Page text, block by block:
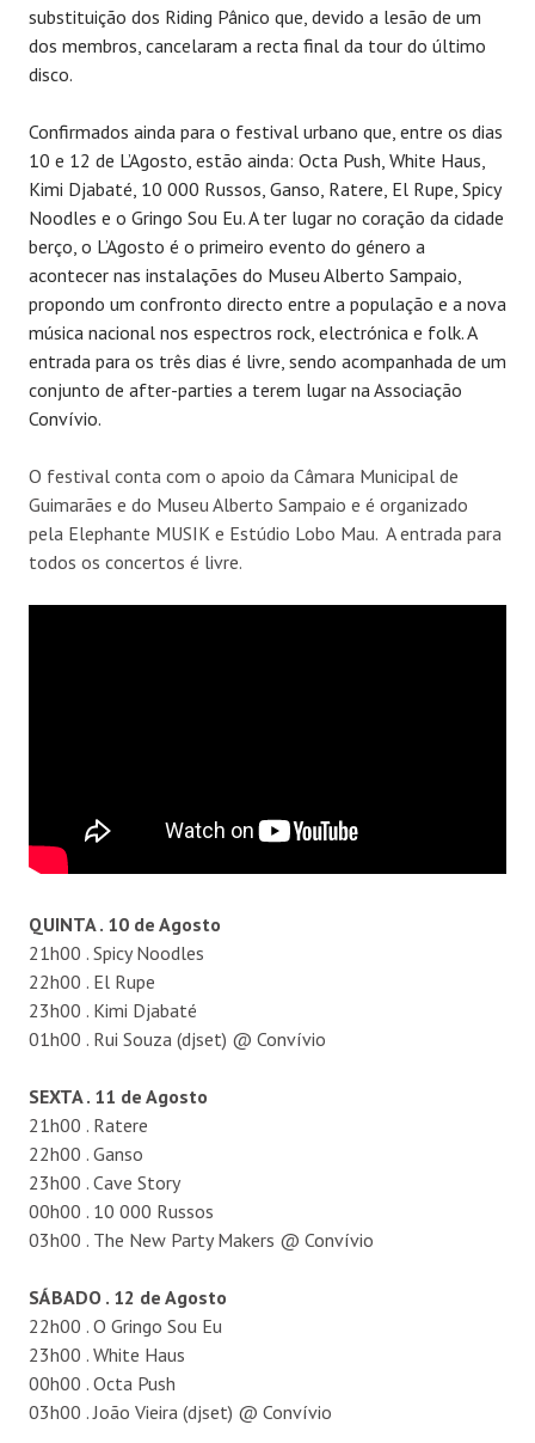
substituição dos Riding Pânico que, devido a lesão de um
dos membros, cancelaram a recta final da tour do último
disco.
Confirmados ainda para o festival urbano que, entre os dias
10 e 12 de L’Agosto, estão ainda: Octa Push, White Haus,
Kimi Djabaté, 10 000 Russos, Ganso, Ratere, El Rupe, Spicy
Noodles e o Gringo Sou Eu. A ter lugar no coração da cidade
berço, o L’Agosto é o primeiro evento do género a
acontecer nas instalações do Museu Alberto Sampaio,
propondo um confronto directo entre a população e a nova
música nacional nos espectros rock, electrónica e folk. A
entrada para os três dias é livre, sendo acompanhada de um
conjunto de after-parties a terem lugar na Associação
Convívio.
O festival conta com o apoio da Câmara Municipal de
Guimarães e do Museu Alberto Sampaio e é organizado
pela Elephante MUSIK e Estúdio Lobo Mau. A entrada para
todos os concertos é livre.
QUINTA . 10 de Agosto
21h00 . Spicy Noodles
22h00 . El Rupe
23h00 . Kimi Djabaté
01h00 . Rui Souza (djset) @ Convívio
SEXTA . 11 de Agosto
21h00 . Ratere
22h00 . Ganso
23h00 . Cave Story
00h00 . 10 000 Russos
03h00 . The New Party Makers @ Convívio
SÁBADO . 12 de Agosto
22h00 . O Gringo Sou Eu
23h00 . White Haus
00h00 . Octa Push
03h00 . João Vieira (djset) @ Convívio